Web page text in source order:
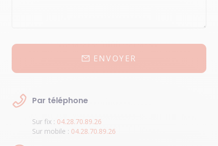
ENVOYER
Par téléphone
Sur fix : 04.28.70.89.26
Sur mobile : 04.28.70.89.26